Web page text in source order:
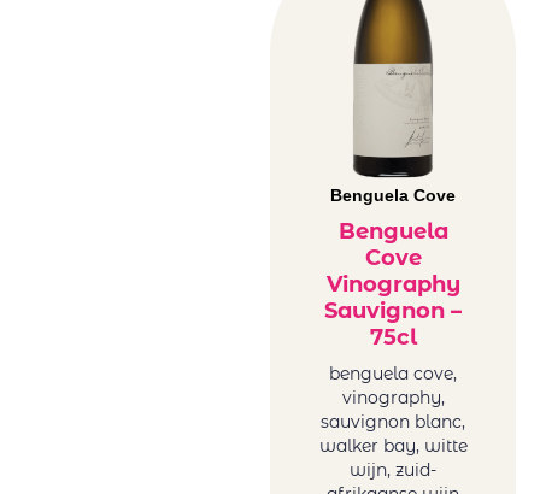
Benguela Cove
Benguela
Cove
Vinography
Sauvignon –
75cl
benguela cove,
vinography,
sauvignon blanc,
walker bay, witte
wijn, zuid-